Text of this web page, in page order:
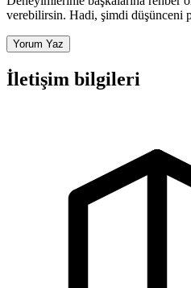
verebilirsin. Hadi, şimdi düşünceni
Yorum Yaz
İletişim bilgileri